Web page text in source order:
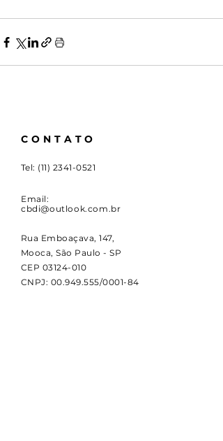
CONTATO
Tel: (11) 2341-0521
Email:
cbdi@outlook.com.br
Rua Emboaçava, 147,
Mooca, São Paulo - SP
CEP 03124-010
CNPJ: 00.949.555/0001-84